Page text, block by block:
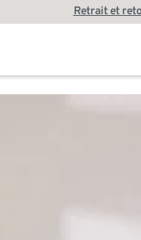
Retrait et